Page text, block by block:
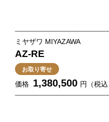
ミヤザワ MIYAZAWA
AZ-RE
お取り寄せ
価格 1,380,500 円（税込